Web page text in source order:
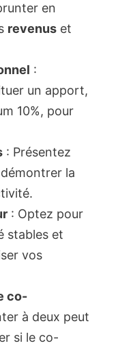
en
revenus et
:
un apport,
10%, pour
: Présentez
la
: Optez pour
stables et
vos
co-
à deux peut
si le co-